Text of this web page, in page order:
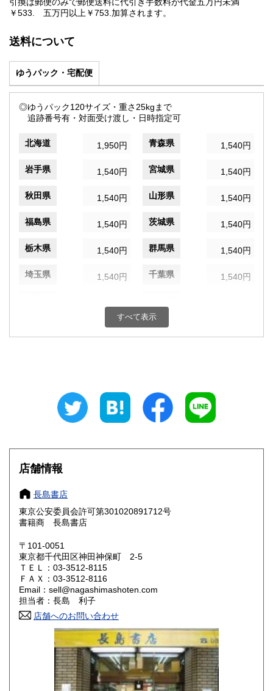
￥533. 五万円以上￥753.加算されます。
送料について
ゆうパック・宅配便
◎ゆうパック120サイズ・重さ25kgまで
追跡番号有・対面受け渡し・日時指定可
北海道 1,950円 青森県 1,540円
岩手県 1,540円 宮城県 1,540円
秋田県 1,540円 山形県 1,540円
福島県 1,540円 茨城県 1,540円
栃木県 1,540円 群馬県 1,540円
埼玉県 1,540円 千葉県 1,540円
1,540円 富山県
1,540円 静岡県
奈良県 1,630円 和歌山県
岡山県 1,740円
山口県 1,740円 徳島県
香川県 1,740円
1,740円 福岡県
1,950円 長崎県
すべて表示
店舗情報
長島書店
東京公安委員会許可第301020891712号
書籍商 長島書店
〒101-0051
東京都千代田区神田神保町 2-5
ＴＥＬ：03-3512-8115
ＦＡＸ：03-3512-8116
Email：sell@nagashimashoten.com
担当者：長島 利子
店舗へのお問い合わせ